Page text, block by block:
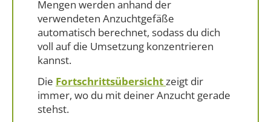
Mengen werden anhand der
verwendeten Anzuchtgefäße
automatisch berechnet, sodass du dich
voll auf die Umsetzung konzentrieren
kannst.
Die Fortschrittsübersicht zeigt dir
immer, wo du mit deiner Anzucht gerade
stehst.